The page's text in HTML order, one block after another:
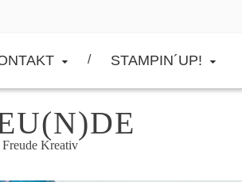
STAMPIN´UP!
Kreativ